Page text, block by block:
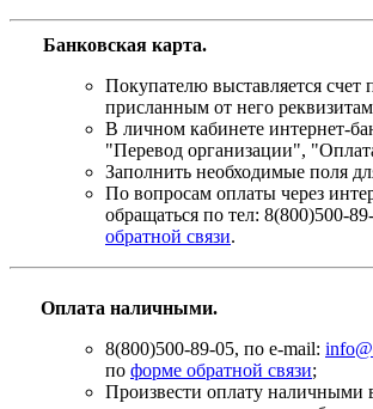
Банковская карта.
Покупателю выставляется счет
присланным от него
В личном кабинете интернет-
"Перевод организации",
Заполнить необходимые поля
По вопросам оплаты через
обращаться по тел: 8(800)500-
обратной связи.
Оплата наличными.
8(800)500-89-05, по e-mail:
по форме обратной связи;
Произвести оплату наличными